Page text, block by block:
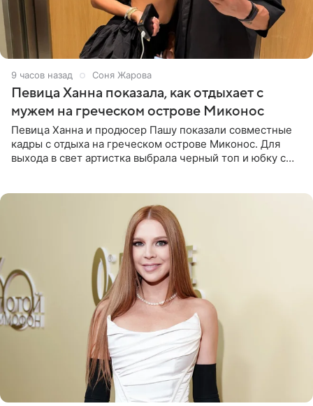
9 часов назад Соня Жарова
Певица Ханна показала, как отдыхает с
мужем на греческом острове Миконос
Певица Ханна и продюсер Пашу показали совместные
кадры с отдыха на греческом острове Миконос. Для
выхода в свет артистка выбрала черный топ и юбку с